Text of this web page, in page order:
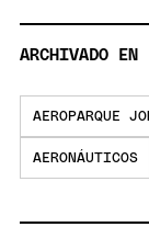
ARCHIVADO EN
AEROPARQUE
AERONÁUTICOS